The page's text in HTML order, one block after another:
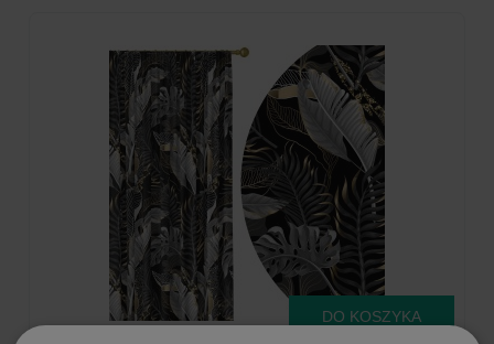
DO KOSZYKA